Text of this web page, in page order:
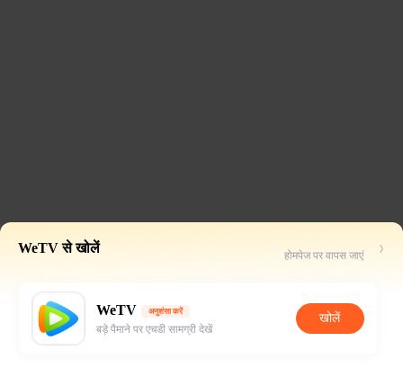
WeTV से खोलें होमपेज पर वापस जाएं
WeTV अनुशंसा करें
बड़े पैमाने पर एचडी सामग्री देखें
खोलें